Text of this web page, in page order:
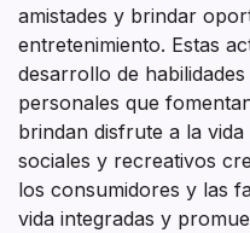
amistades y brindar
entretenimiento. Estas
desarrollo de
personales que
brindan disfrute a la
sociales y recreativos
los consumidores y las
vida integradas y